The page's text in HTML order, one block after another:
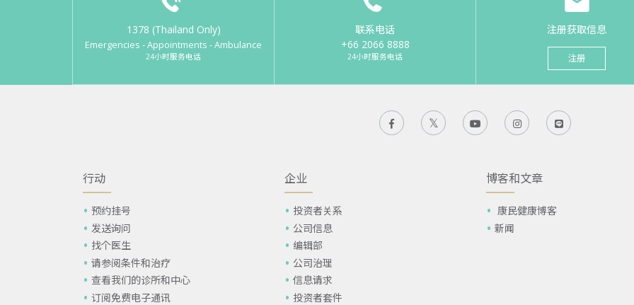
1378 (Thailand Only)
Emergencies - Appointments - Ambulance
24小时服务电话
联系电话
+66 2066 8888
24小时服务电话
注册获取信息
注册
行动
预约挂号
发送询问
找个医生
请参阅条件和治疗
查看我们的诊所和中心
订阅免费电子通讯
企业
投资者关系
公司信息
编辑部
公司治理
信息请求
投资者套件
博客和文章
康民健康博客
新闻